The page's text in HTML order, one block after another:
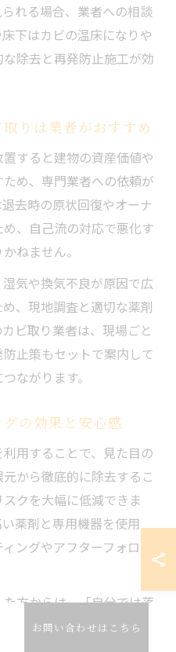
れる場合、業者への相談
下はカビの温床になりや
除去と再発防止施工が効
りは業者がおすすめ
すると建物の資産価値や
め、専門業者への依頼が
去時の原状回復やオーナ
、自己流の対応で悪化す
ねません。
気や換気不良が原因で広
、現地調査と適切な薬剤
ビ取り業者は、現場ごと
止策もセットで案内して
ながります。
の効果と安心感
用することで、見た目の
から徹底的に除去するこ
クを大幅に低減できま
薬剤と専用機器を使用
ングやアフターフォロー
方からは、「自分では落
えた」「施工後はカビの
お問い合わせはこちら